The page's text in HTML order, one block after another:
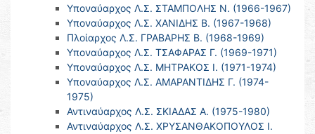
Υποναύαρχος Λ.Σ. ΣΤΑΜΠΟΛΗΣ Ν. (1966-1967)
Υποναύαρχος Λ.Σ. ΧΑΝΙΔΗΣ Β. (1967-1968)
Πλοίαρχος Λ.Σ. ΓΡΑΒΑΡΗΣ Β. (1968-1969)
Υποναύαρχος Λ.Σ. ΤΣΑΦΑΡΑΣ Γ. (1969-1971)
Υποναύαρχος Λ.Σ. ΜΗΤΡΑΚΟΣ Ι. (1971-1974)
Υποναύαρχος Λ.Σ. ΑΜΑΡΑΝΤΙΔΗΣ Γ. (1974-
1975)
Αντιναύαρχος Λ.Σ. ΣΚΙΑΔΑΣ Α. (1975-1980)
Αντιναύαρχος Λ.Σ. ΧΡΥΣΑΝΘΑΚΟΠΟΥΛΟΣ Ι.